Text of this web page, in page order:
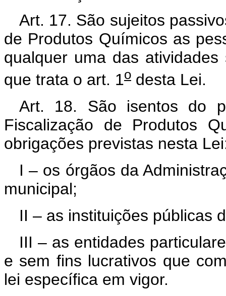
Art. 17. São sujeitos
de Produtos Químicos as
qualquer uma das
que trata o art. 1o desta Lei.
Art. 18. São isentos do
Fiscalização de Produtos
obrigações previstas nesta
I – os órgãos da
municipal;
II – as instituições públicas
III – as entidades
e sem fins lucrativos que
lei específica em vigor.